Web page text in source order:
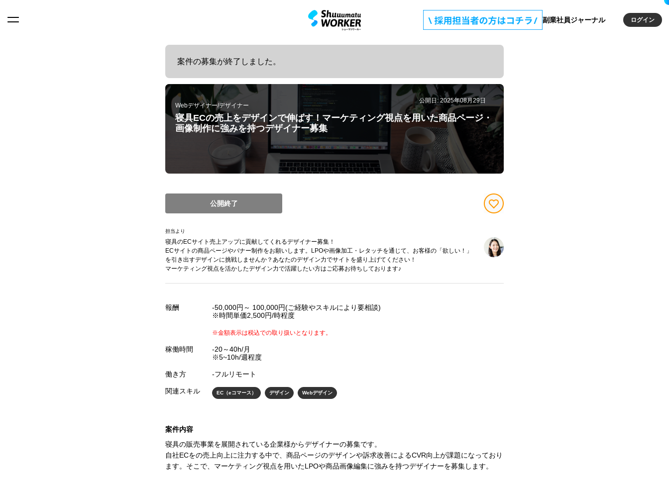
副業社員ジャーナル ログイン
案件の募集が終了しました。
Webデザイナー/デザイナー
寝具ECの売上をデザインで伸ばす！マーケティング視点を用いた商品ページ・
画像制作に強みを持つデザイナー募集
公開日: 2025年08月29日
公開終了
担当より
寝具のECサイト売上アップに貢献してくれるデザイナー募集！
ECサイトの商品ページやバナー制作をお願いします。LPOや画像加工・レタッチを通じて、お客様の「欲しい！」
を引き出すデザインに挑戦しませんか？あなたのデザイン力でサイトを盛り上げてください！
マーケティング視点を活かしたデザイン力で活躍したい方はご応募お待ちしております♪
報酬
-50,000円～ 100,000円(ご経験やスキルにより要相談)
※時間単価2,500円/時程度
※金額表示は税込での取り扱いとなります。
稼働時間
-20～40h/月
※5~10h/週程度
働き方 ‐フルリモート
関連スキル EC（eコマース） デザイン Webデザイン
案件内容
寝具の販売事業を展開されている企業様からデザイナーの募集です。
自社ECをの売上向上に注力する中で、商品ページのデザインや訴求改善によるCVR向上が課題になっており
ます。そこで、マーケティング視点を用いたLPOや商品画像編集に強みを持つデザイナーを募集します。